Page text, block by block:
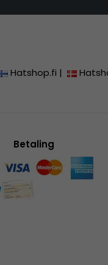
Hatshop.fi |
Betaling